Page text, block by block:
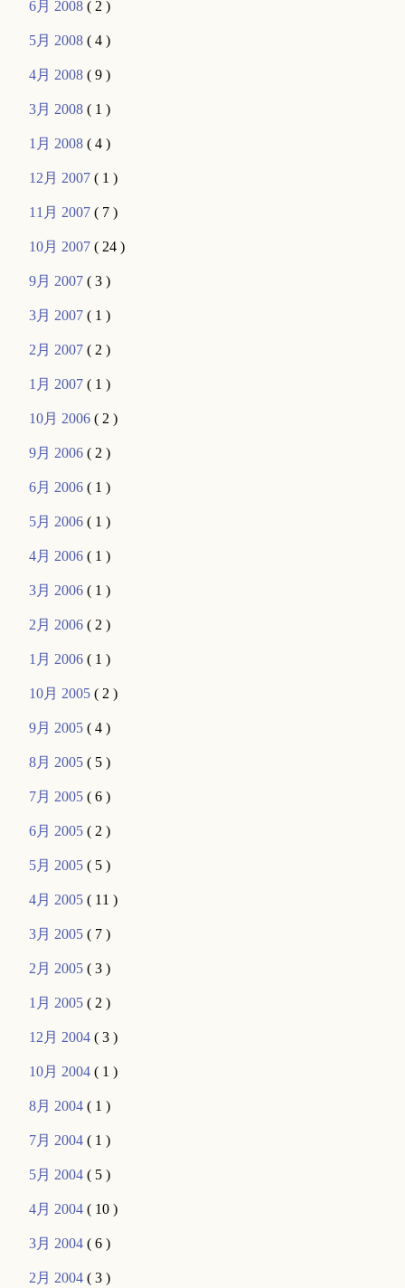
6月 2008( 2 )
5月 2008( 4 )
4月 2008( 9 )
3月 2008( 1 )
1月 2008( 4 )
12月 2007( 1 )
11月 2007( 7 )
10月 2007( 24 )
9月 2007( 3 )
3月 2007( 1 )
2月 2007( 2 )
1月 2007( 1 )
10月 2006( 2 )
9月 2006( 2 )
6月 2006( 1 )
5月 2006( 1 )
4月 2006( 1 )
3月 2006( 1 )
2月 2006( 2 )
1月 2006( 1 )
10月 2005( 2 )
9月 2005( 4 )
8月 2005( 5 )
7月 2005( 6 )
6月 2005( 2 )
5月 2005( 5 )
4月 2005( 11 )
3月 2005( 7 )
2月 2005( 3 )
1月 2005( 2 )
12月 2004( 3 )
10月 2004( 1 )
8月 2004( 1 )
7月 2004( 1 )
5月 2004( 5 )
4月 2004( 10 )
3月 2004( 6 )
2月 2004( 3 )